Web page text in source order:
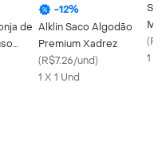
de
-12%
Alklin Saco Algodão
Premium Xadrez
(R$7.26/und)
1 X 1 Und
(
1 X